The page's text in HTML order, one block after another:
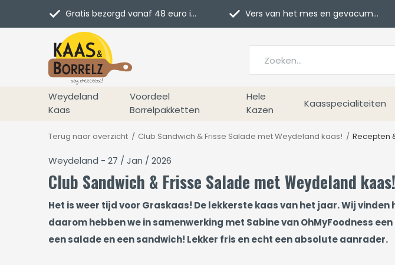
Weydeland
Kaas
Voordeel
Borrelpakketten
Hele
Kazen
Kaasspecialiteiten
Gratis bezorgd vanaf 48 euro in NL Vers van het mes en gevacumeerd
Terug naar overzicht Club Sandwich & Frisse Salade met Weydeland kaas! Recepten
Weydeland - 27 / Jan / 2026
Club Sandwich & Frisse Salade met Weydeland kaas!
Het is weer tijd voor Graskaas! De lekkerste kaas van het jaar. Wij
daarom hebben we in samenwerking met Sabine van OhMyFoodness
een salade en een sandwich! Lekker fris en echt een absolute aanrader.